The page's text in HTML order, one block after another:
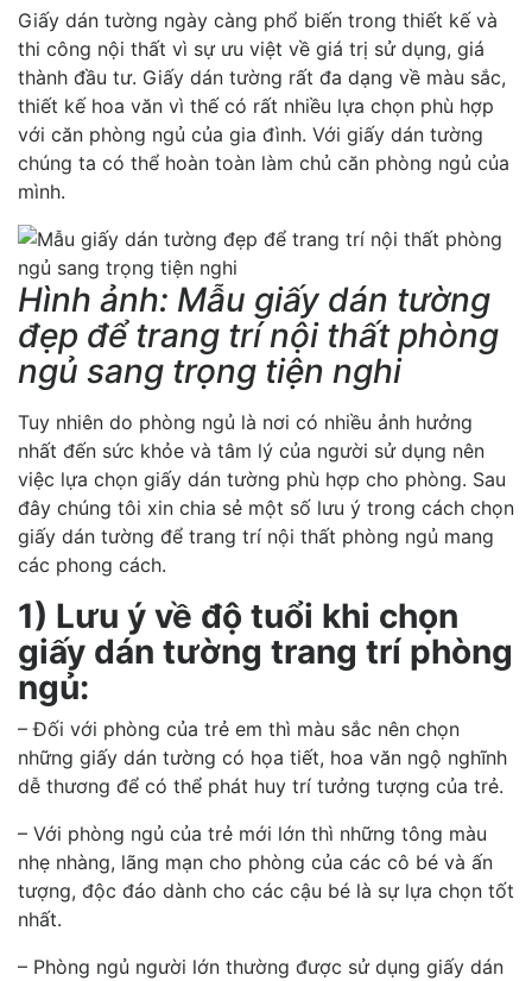
Giấy dán tường ngày càng phổ biến trong thiết kế và
thi công nội thất vì sự ưu việt về giá trị sử dụng, giá
thành đầu tư. Giấy dán tường rất đa dạng về màu sắc,
thiết kế hoa văn vì thế có rất nhiều lựa chọn phù hợp
với căn phòng ngủ của gia đình. Với giấy dán tường
chúng ta có thể hoàn toàn làm chủ căn phòng ngủ của
mình.
Hình ảnh: Mẫu giấy dán tường
đẹp để trang trí nội thất phòng
ngủ sang trọng tiện nghi
Tuy nhiên do phòng ngủ là nơi có nhiều ảnh hưởng
nhất đến sức khỏe và tâm lý của người sử dụng nên
việc lựa chọn giấy dán tường phù hợp cho phòng. Sau
đây chúng tôi xin chia sẻ một số lưu ý trong cách chọn
giấy dán tường để trang trí nội thất phòng ngủ mang
các phong cách.
1) Lưu ý về độ tuổi khi chọn
giấy dán tường trang trí phòng
ngủ:
– Đối với phòng của trẻ em thì màu sắc nên chọn
những giấy dán tường có họa tiết, hoa văn ngộ nghĩnh
dễ thương để có thể phát huy trí tưởng tượng của trẻ.
– Với phòng ngủ của trẻ mới lớn thì những tông màu
nhẹ nhàng, lãng mạn cho phòng của các cô bé và ấn
tượng, độc đáo dành cho các cậu bé là sự lựa chọn tốt
nhất.
– Phòng ngủ người lớn thường được sử dụng giấy dán